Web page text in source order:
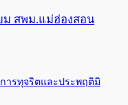
สพม.แม่ฮ่องสอน
การทุจริตและประพฤติมิ